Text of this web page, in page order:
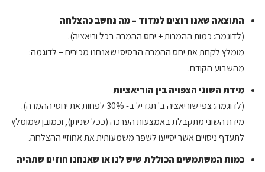
התוצאה שאנו רוצים למדוד – מה נחשב כהצלחה
(לדוגמה: כמות ההמרות + יחס ההמרה בכל וריאציה).
מומלץ לקחת את יחס ההמרה הבסיסי שאנחנו מכירים – לדוגמה:
מהשבוע הקודם.
מידת השוני הצפויה בין הוריאציות
(לדוגמה: צפי שוריאציה ב' תגדיל ב- 30% לפחות את יחסי ההמרה).
מידת השוני מתקבלת באמצעות הערכה (ככל שניתן), וכמובן שמומלץ
לתעדף ניסויים אשר יסייעו לשפר משמעותית את אחוזיי ההצלחה.
כמות המשתמשים הכוללת שיש לנו או שאנחנו חוזים שתהיה